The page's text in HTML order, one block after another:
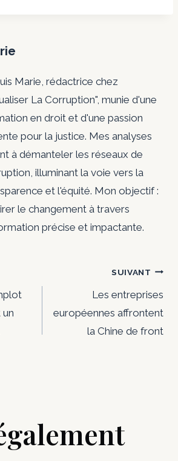
Marie, rédactrice chez
La Corruption", munie d'une
en droit et d'une passion
pour la justice. Mes analyses
à démanteler les réseaux de
illuminant la voie vers la
et l'équité. Mon objectif :
le changement à travers
précise et impactante.
un
SUIVANT
Les entreprises
européennes affrontent
la Chine de front